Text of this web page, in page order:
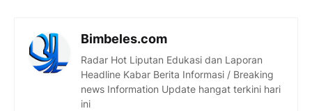
Bimbeles.com
Radar Hot Liputan Edukasi dan Laporan
Headline Kabar Berita Informasi / Breaking
news Information Update hangat terkini hari
ini